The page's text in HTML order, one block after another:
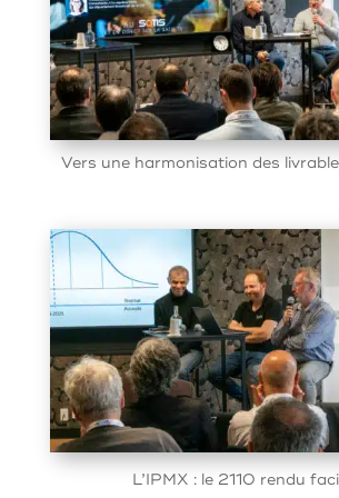
Vers une harmonisation des
L’IPMX : le 2110 rendu